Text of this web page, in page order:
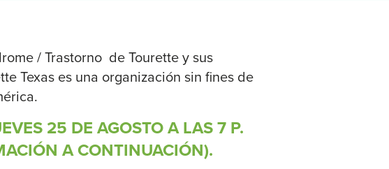
/ Trastorno de Tourette y sus
Texas es una organización sin fines de
25 DE AGOSTO A LAS 7 P.
A CONTINUACIÓN).